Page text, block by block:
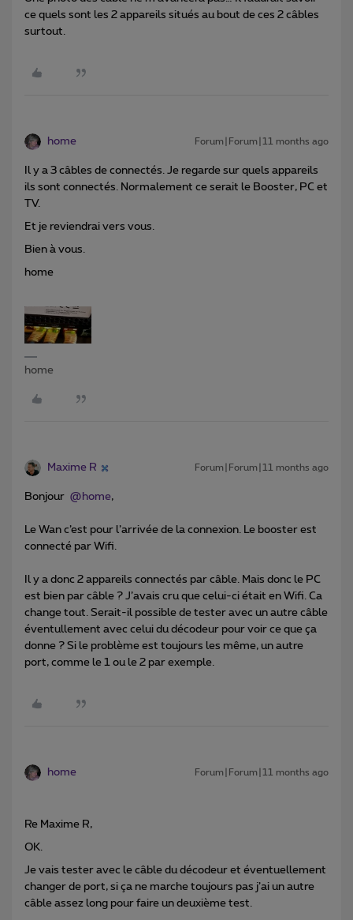
ce quels sont les 2 appareils situés au bout de ces 2 câbles
surtout.
home Forum|Forum|11 months ago
Il y a 3 câbles de connectés. Je regarde sur quels appareils
ils sont connectés. Normalement ce serait le Booster, PC et
TV.
Et je reviendrai vers vous.
Bien à vous.
home
home
Maxime R Forum|Forum|11 months ago
Bonjour ​ @home,
Le Wan c’est pour l’arrivée de la connexion. Le booster est
connecté par Wifi.
Il y a donc 2 appareils connectés par câble. Mais donc le PC
est bien par câble ? J’avais cru que celui-ci était en Wifi. Ca
change tout. Serait-il possible de tester avec un autre câble
éventullement avec celui du décodeur pour voir ce que ça
donne ? Si le problème est toujours les même, un autre
port, comme le 1 ou le 2 par exemple.
home Forum|Forum|11 months ago
Re Maxime R,
OK.
Je vais tester avec le câble du décodeur et éventuellement
changer de port, si ça ne marche toujours pas j’ai un autre
câble assez long pour faire un deuxième test.